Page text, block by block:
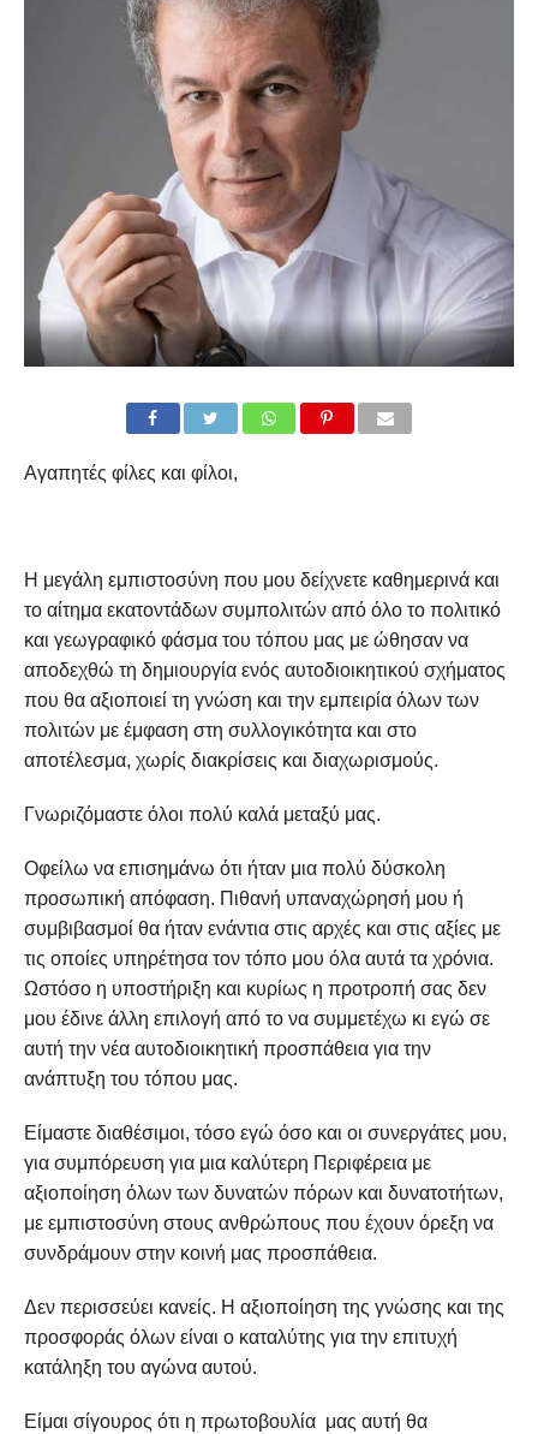
Αγαπητές φίλες και φίλοι,
Η μεγάλη εμπιστοσύνη που μου δείχνετε καθημερινά και
το αίτημα εκατοντάδων συμπολιτών από όλο το πολιτικό
και γεωγραφικό φάσμα του τόπου μας με ώθησαν να
αποδεχθώ τη δημιουργία ενός αυτοδιοικητικού σχήματος
που θα αξιοποιεί τη γνώση και την εμπειρία όλων των
πολιτών με έμφαση στη συλλογικότητα και στο
αποτέλεσμα, χωρίς διακρίσεις και διαχωρισμούς.
Γνωριζόμαστε όλοι πολύ καλά μεταξύ μας.
Οφείλω να επισημάνω ότι ήταν μια πολύ δύσκολη
προσωπική απόφαση. Πιθανή υπαναχώρησή μου ή
συμβιβασμοί θα ήταν ενάντια στις αρχές και στις αξίες με
τις οποίες υπηρέτησα τον τόπο μου όλα αυτά τα χρόνια.
Ωστόσο η υποστήριξη και κυρίως η προτροπή σας δεν
μου έδινε άλλη επιλογή από το να συμμετέχω κι εγώ σε
αυτή την νέα αυτοδιοικητική προσπάθεια για την
ανάπτυξη του τόπου μας.
Είμαστε διαθέσιμοι, τόσο εγώ όσο και οι συνεργάτες μου,
για συμπόρευση για μια καλύτερη Περιφέρεια με
αξιοποίηση όλων των δυνατών πόρων και δυνατοτήτων,
με εμπιστοσύνη στους ανθρώπους που έχουν όρεξη να
συνδράμουν στην κοινή μας προσπάθεια.
Δεν περισσεύει κανείς. Η αξιοποίηση της γνώσης και της
προσφοράς όλων είναι ο καταλύτης για την επιτυχή
κατάληξη του αγώνα αυτού.
Είμαι σίγουρος ότι η πρωτοβουλία μας αυτή θα